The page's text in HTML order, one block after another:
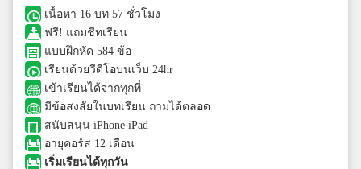
เนื้อหา 16 บท 57 ชั่วโมง
ฟรี! แถมชีทเรียน
แบบฝึกหัด 584 ข้อ
เรียนด้วยวีดีโอบนเว็บ 24hr
เข้าเรียนได้จากทุกที่
มีข้อสงสัยในบทเรียน ถามได้ตลอด
สนับสนุน iPhone iPad
อายุคอร์ส 12 เดือน
เริ่มเรียนได้ทุกวัน